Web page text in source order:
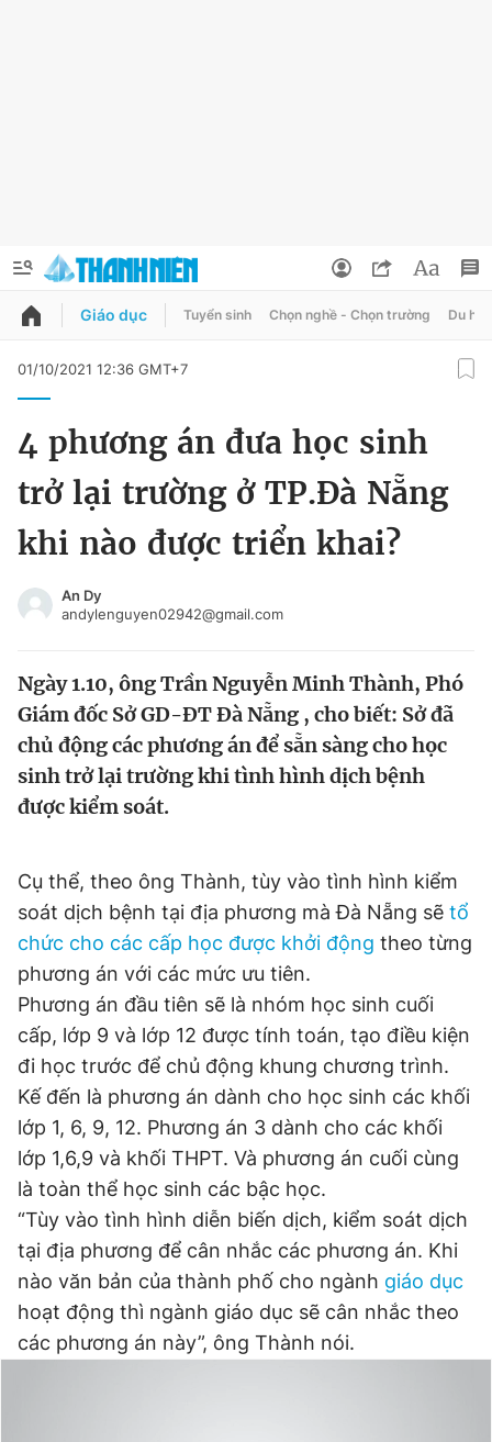
QUẢNG CÁO ĐẶT BÁO
Chuyên mục
Chuyên mục khác
Video Magazine
Sản phẩm khác
Thông tin tòa soạn Liên hệ quảng cáo
Đọc Thanh Niên trên điện thoại
Theo dõi báo trên
Hotline
0906 645 777
Liên hệ quảng cáo
0908 780 404
Đặt báo Quảng cáo RSS Tòa soạn
Đổi mật khẩu
Tin đã lưu
Tin đã xem
Đăng xuất
Giáo dục Tuyển sinh Chọn nghề - Chọn trường Du học
01/10/2021 12:36 GMT+7
4 phương án đưa học sinh
trở lại trường ở TP.Đà Nẵng
khi nào được triển khai?
An Dy
andylenguyen02942@gmail.com
Ngày 1.10, ông Trần Nguyễn Minh Thành, Phó
Giám đốc Sở GD-ĐT Đà Nẵng , cho biết: Sở đã
chủ động các phương án để sẵn sàng cho học
sinh trở lại trường khi tình hình dịch bệnh
được kiểm soát.
Cụ thể, theo ông Thành, tùy vào tình hình kiểm
soát dịch bệnh tại địa phương mà Đà Nẵng sẽ tổ
chức cho các cấp học được khởi động theo từng
phương án với các mức ưu tiên.
Phương án đầu tiên sẽ là nhóm học sinh cuối
cấp, lớp 9 và lớp 12 được tính toán, tạo điều kiện
đi học trước để chủ động khung chương trình.
Kế đến là phương án dành cho học sinh các khối
lớp 1, 6, 9, 12. Phương án 3 dành cho các khối
lớp 1,6,9 và khối THPT. Và phương án cuối cùng
là toàn thể học sinh các bậc học.
“Tùy vào tình hình diễn biến dịch, kiểm soát dịch
tại địa phương để cân nhắc các phương án. Khi
nào văn bản của thành phố cho ngành giáo dục
hoạt động thì ngành giáo dục sẽ cân nhắc theo
các phương án này”, ông Thành nói.